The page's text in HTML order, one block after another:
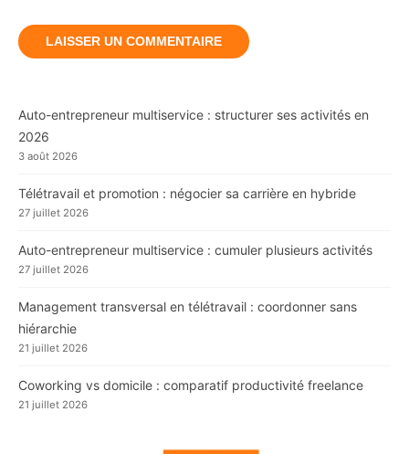
Auto-entrepreneur multiservice : structurer ses activités en
2026
3 août 2026
Télétravail et promotion : négocier sa carrière en hybride
27 juillet 2026
Auto-entrepreneur multiservice : cumuler plusieurs activités
27 juillet 2026
Management transversal en télétravail : coordonner sans
hiérarchie
21 juillet 2026
Coworking vs domicile : comparatif productivité freelance
21 juillet 2026